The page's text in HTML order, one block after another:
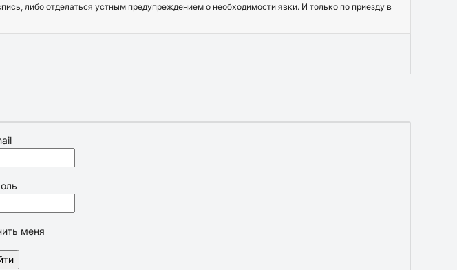
либо отделаться устным предупреждением о необходимости явки. И только по приезду в
меня